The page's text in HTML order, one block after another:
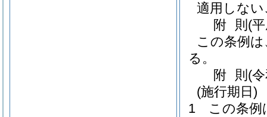
適用しな
附 則 (
この条例
る。
附 則 (
(施行期日)
1
この条例